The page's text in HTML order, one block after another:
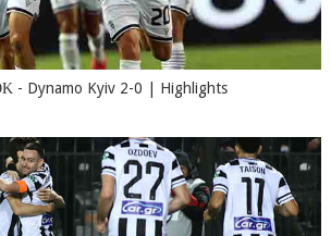
- Dynamo Kyiv 2-0 | Highlights